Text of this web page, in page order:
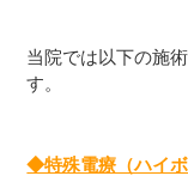
当院では以下の施
す。
◆特殊電療（ハイボ